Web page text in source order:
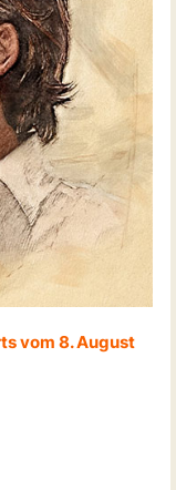
vom 8. August